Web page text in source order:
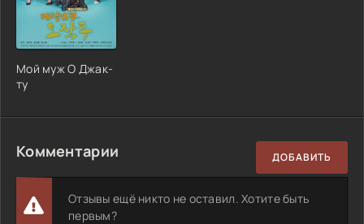
Мой муж О Джак-
ту
Комментарии ДОБАВИТЬ
Отзывы ещё никто не оставил. Хотите быть
первым?